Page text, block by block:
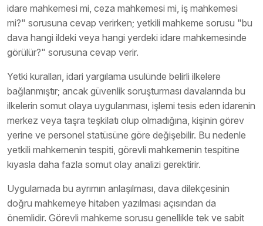
idare mahkemesi mi, ceza mahkemesi mi, iş mahkemesi
mi?" sorusuna cevap verirken; yetkili mahkeme sorusu "bu
dava hangi ildeki veya hangi yerdeki idare mahkemesinde
görülür?" sorusuna cevap verir.
Yetki kuralları, idari yargılama usulünde belirli ilkelere
bağlanmıştır; ancak güvenlik soruşturması davalarında bu
ilkelerin somut olaya uygulanması, işlemi tesis eden idarenin
merkez veya taşra teşkilatı olup olmadığına, kişinin görev
yerine ve personel statüsüne göre değişebilir. Bu nedenle
yetkili mahkemenin tespiti, görevli mahkemenin tespitine
kıyasla daha fazla somut olay analizi gerektirir.
Uygulamada bu ayrımın anlaşılması, dava dilekçesinin
doğru mahkemeye hitaben yazılması açısından da
önemlidir. Görevli mahkeme sorusu genellikle tek ve sabit